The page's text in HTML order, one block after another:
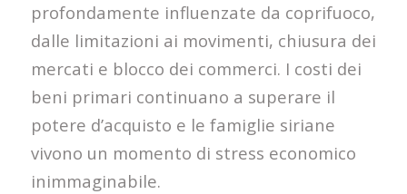
profondamente influenzate da coprifuoco,
dalle limitazioni ai movimenti, chiusura dei
mercati e blocco dei commerci. I costi dei
beni primari continuano a superare il
potere d’acquisto e le famiglie siriane
vivono un momento di stress economico
inimmaginabile.